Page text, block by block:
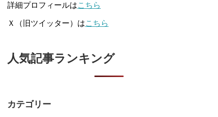
詳細プロフィールはこちら
Ｘ（旧ツイッター）はこちら
人気記事ランキング
カテゴリー